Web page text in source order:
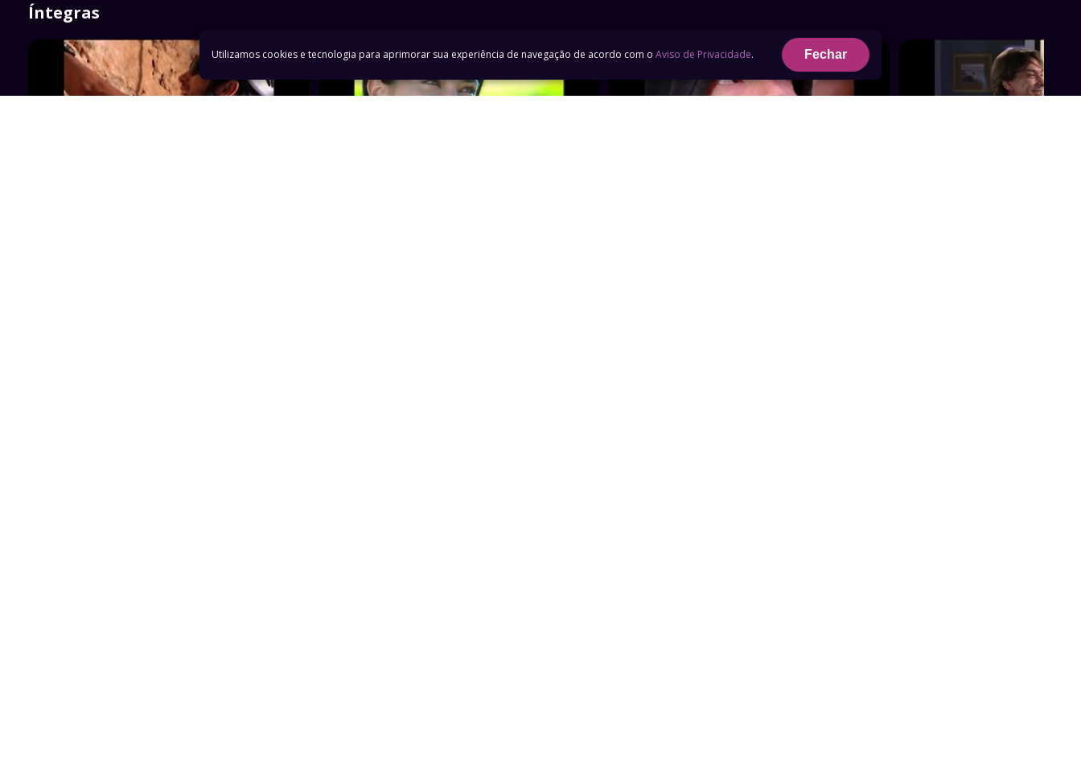
Íntegras
Utilizamos cookies e tecnologia para aprimorar sua experiência de navegação de acordo com o Aviso de Privacidade. Fechar